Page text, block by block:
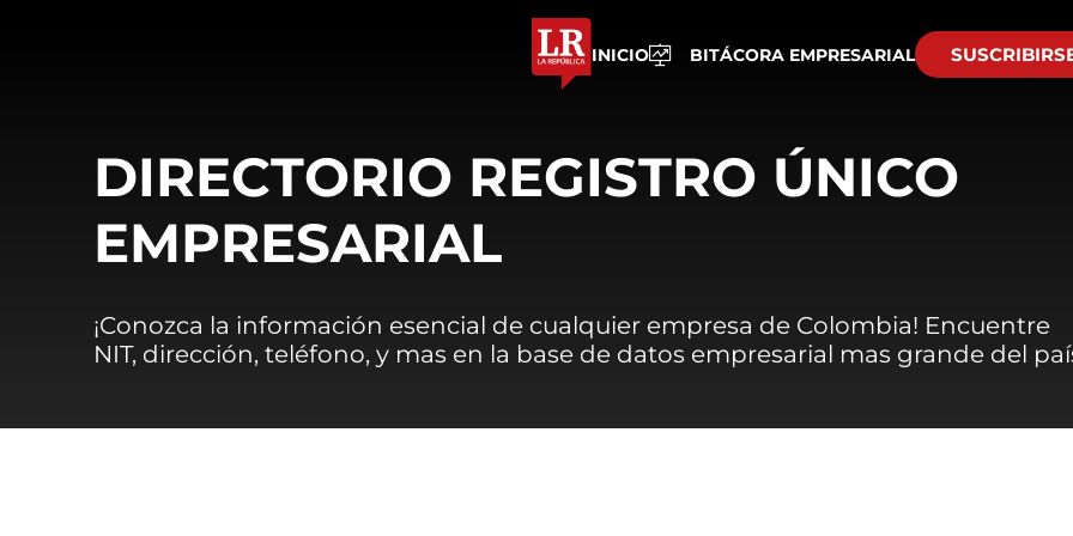
INICIO BITÁCORA EMPRESARIAL
DIRECTORIO REGISTRO ÚNICO
EMPRESARIAL
¡Conozca la información esencial de cualquier empresa de Colombia! Encuentre
NIT, dirección, teléfono, y mas en la base de datos empresarial mas grande del